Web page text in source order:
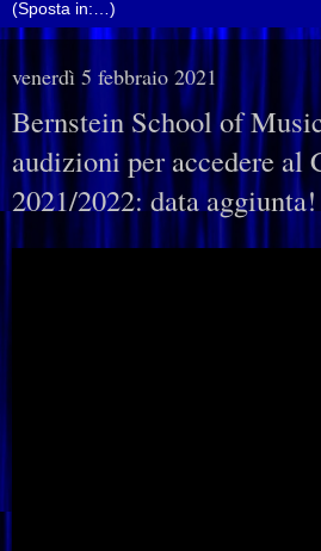
venerdì 5 febbraio 2021
Bernstein School of
audizioni per accedere al
2021/2022: data aggiunta!